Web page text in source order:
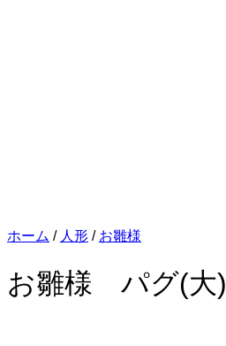
ホーム / 人形 / お雛様
お雛様 パグ(大)